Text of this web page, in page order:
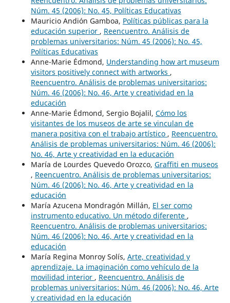
Núm. 45 (2006): No. 45, Políticas Educativas
Mauricio Andión Gamboa, Políticas públicas para la
educación superior , Reencuentro. Análisis de
problemas universitarios: Núm. 45 (2006): No. 45,
Políticas Educativas
Anne-Marie Édmond, Understanding how art museum
visitors positively connect with artworks ,
Reencuentro. Análisis de problemas universitarios:
Núm. 46 (2006): No. 46, Arte y creatividad en la
educación
Anne-Marie Édmond, Sergio Bojalil, Cómo los
visitantes de los museos de arte se vinculan de
manera positiva con el trabajo artístico , Reencuentro.
Análisis de problemas universitarios: Núm. 46 (2006):
No. 46, Arte y creatividad en la educación
María de Lourdes Quevedo Orozco, Graffiti en museos
, Reencuentro. Análisis de problemas universitarios:
Núm. 46 (2006): No. 46, Arte y creatividad en la
educación
María Azucena Mondragón Millán, El ser como
instrumento educativo. Un método diferente ,
Reencuentro. Análisis de problemas universitarios:
Núm. 46 (2006): No. 46, Arte y creatividad en la
educación
María Regina Monroy Solís, Arte, creatividad y
aprendizaje. La imaginación como vehículo de la
movilidad interior , Reencuentro. Análisis de
problemas universitarios: Núm. 46 (2006): No. 46, Arte
y creatividad en la educación